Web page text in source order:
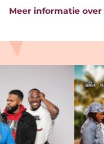
Meer informatie over